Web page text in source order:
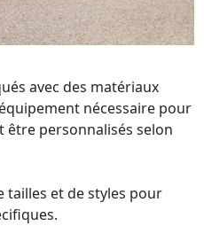
avec des matériaux
nécessaire pour
personnalisés selon
tailles et de styles pour